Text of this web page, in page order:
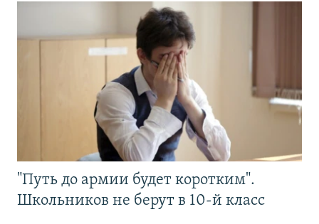
"Путь до армии будет коротким".
Школьников не берут в 10-й класс